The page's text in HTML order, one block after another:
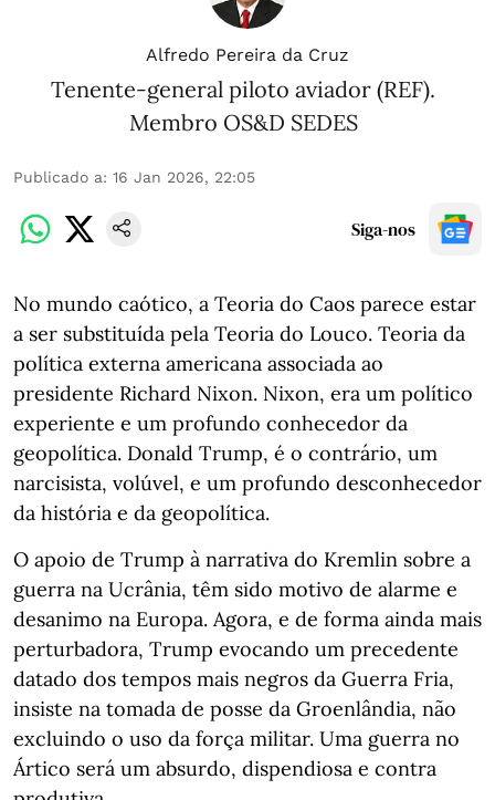
Alfredo Pereira da Cruz
Tenente-general piloto aviador (REF).
Membro OS&D SEDES
Publicado a: 16 Jan 2026, 22:05
Siga-nos
No mundo caótico, a Teoria do Caos parece estar
a ser substituída pela Teoria do Louco. Teoria da
política externa americana associada ao
presidente Richard Nixon. Nixon, era um político
experiente e um profundo conhecedor da
geopolítica. Donald Trump, é o contrário, um
narcisista, volúvel, e um profundo desconhecedor
da história e da geopolítica.
O apoio de Trump à narrativa do Kremlin sobre a
guerra na Ucrânia, têm sido motivo de alarme e
desanimo na Europa. Agora, e de forma ainda mais
perturbadora, Trump evocando um precedente
datado dos tempos mais negros da Guerra Fria,
insiste na tomada de posse da Groenlândia, não
excluindo o uso da força militar. Uma guerra no
Ártico será um absurdo, dispendiosa e contra